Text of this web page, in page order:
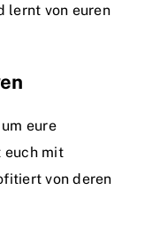
lernt von euren
eure
euch mit
von deren